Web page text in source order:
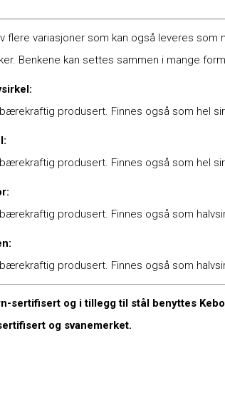
flere variasjoner som kan også leveres som
Benkene kan settes sammen i mange
produsert. Finnes også som hel
produsert. Finnes også som hel
produsert. Finnes også som
produsert. Finnes også som
sertifisert og i tillegg til stål benyttes
og svanemerket.